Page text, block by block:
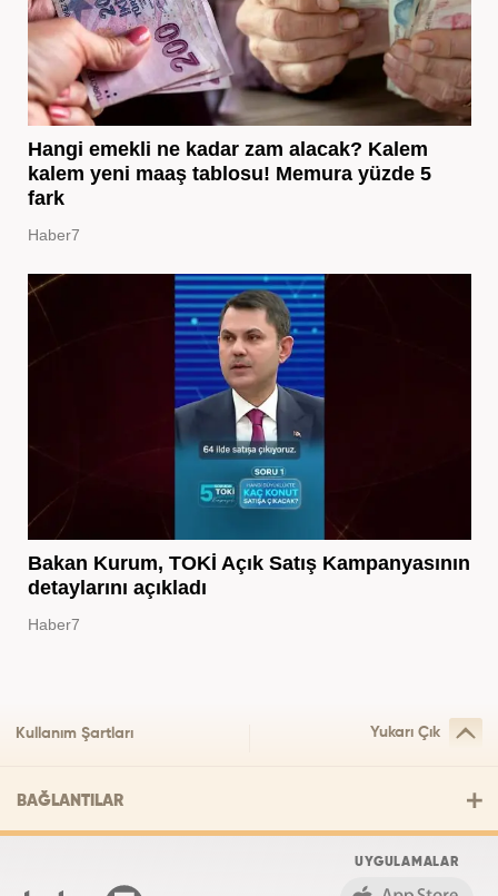
Hangi emekli ne kadar zam alacak? Kalem
kalem yeni maaş tablosu! Memura yüzde 5
fark
Haber7
Bakan Kurum, TOKİ Açık Satış Kampanyasının
detaylarını açıkladı
Haber7
Kullanım Şartları Yukarı Çık
BAĞLANTILAR
UYGULAMALAR